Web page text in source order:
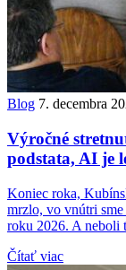
Blog 7. decembra
Výročné
podstata, AI je
Koniec roka,
mrzlo, vo vnútri
roku 2026. A neboli
Čítať viac